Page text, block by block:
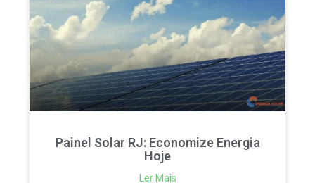
Painel Solar RJ: Economize Energia
Hoje
Ler Mais